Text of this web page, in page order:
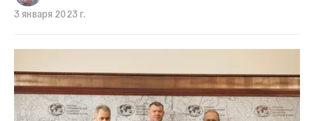
3 января 2023 г.